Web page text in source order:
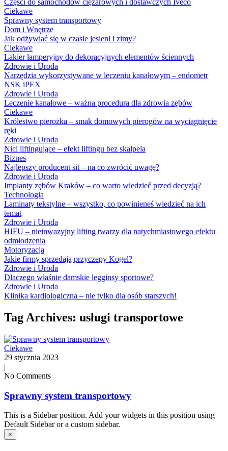
Części do samochodów ciężarowych i dostawczych Iveco
Ciekawe
Sprawny system transportowy
Dom i Wnętrze
Jak odżywiać się w czasie jesieni i zimy?
Ciekawe
Lakier lamperyjny do dekoracyjnych elementów ściennych
Zdrowie i Uroda
Narzędzia wykorzystywane w leczeniu kanałowym – endometr
NSK iPEX
Zdrowie i Uroda
Leczenie kanałowe – ważna procedura dla zdrowia zębów
Ciekawe
Królestwo pierożka – smak domowych pierogów na wyciągnięcie
ręki
Zdrowie i Uroda
Nici liftingujące – efekt liftingu bez skalpela
Biznes
Najlepszy producent sit – na co zwrócić uwagę?
Zdrowie i Uroda
Implanty zębów Kraków – co warto wiedzieć przed decyzją?
Technologia
Laminaty tekstylne – wszystko, co powinieneś wiedzieć na ich
temat
Zdrowie i Uroda
HIFU – nieinwazyjny lifting twarzy dla natychmiastowego efektu
odmłodzenia
Motoryzacja
Jakie firmy sprzedają przyczepy Kogel?
Zdrowie i Uroda
Dlaczego właśnie damskie legginsy sportowe?
Zdrowie i Uroda
Klinika kardiologiczna – nie tylko dla osób starszych!
Tag Archives: usługi transportowe
Ciekawe
29 stycznia 2023
|
No Comments
Sprawny system transportowy
This is a Sidebar position. Add your widgets in this position using
Default Sidebar or a custom sidebar.
×